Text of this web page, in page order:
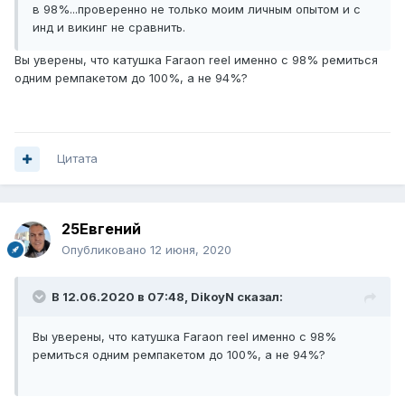
в 98%...проверенно не только моим личным опытом и с
инд и викинг не сравнить.
Вы уверены, что катушка Faraon reel именно с 98% ремиться
одним ремпакетом до 100%, а не 94%?
Цитата
25Евгений
Опубликовано 12 июня, 2020
В 12.06.2020 в 07:48, DikoyN сказал:
Вы уверены, что катушка Faraon reel именно с 98%
ремиться одним ремпакетом до 100%, а не 94%?